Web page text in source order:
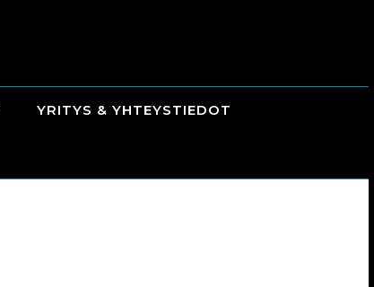
YRITYS & YHTEYSTIEDOT